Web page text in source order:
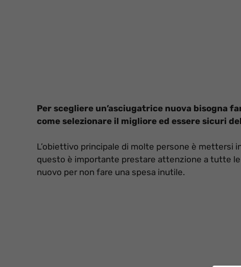
Per scegliere un’asciugatrice nuova bisogna
come selezionare il migliore ed essere sicuri
L’obiettivo principale di molte persone è
questo è importante prestare attenzione a tutte
nuovo per non fare una spesa inutile.